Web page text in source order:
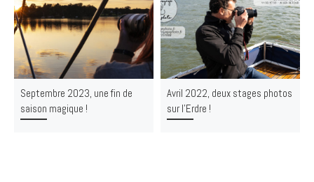
Septembre 2023, une fin de
saison magique !
Avril 2022, deux stages photos
sur l’Erdre !